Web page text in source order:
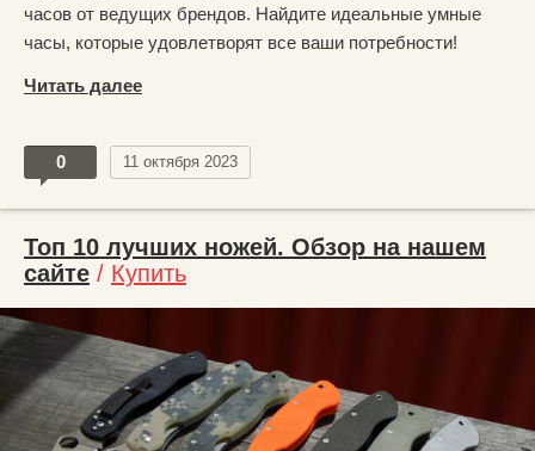
часов от ведущих брендов. Найдите идеальные умные
часы, которые удовлетворят все ваши потребности!
Читать далее
0 11 октября 2023
Топ 10 лучших ножей. Обзор на нашем
сайте / Купить